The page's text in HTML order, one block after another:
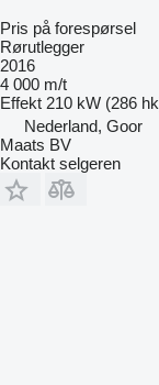
Pris på forespørsel
Rørutlegger
2016
4 000 m/t
Effekt 210 kW (286
Nederland, Goor
Maats BV
Kontakt selgeren